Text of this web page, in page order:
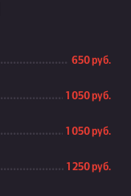
650 руб.
1 050 руб.
1 050 руб.
1 250 руб.